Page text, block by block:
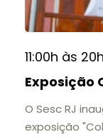
11:00h às 20h
Exposição
O Sesc RJ
exposição